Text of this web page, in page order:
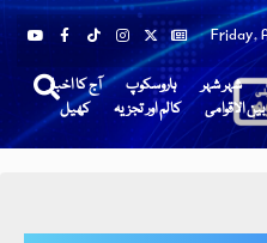
Friday,
آج کا اخبار ہاروسکوپ شہر شہر
کھیل
کالم اور تجزیہ بین الاقوامی